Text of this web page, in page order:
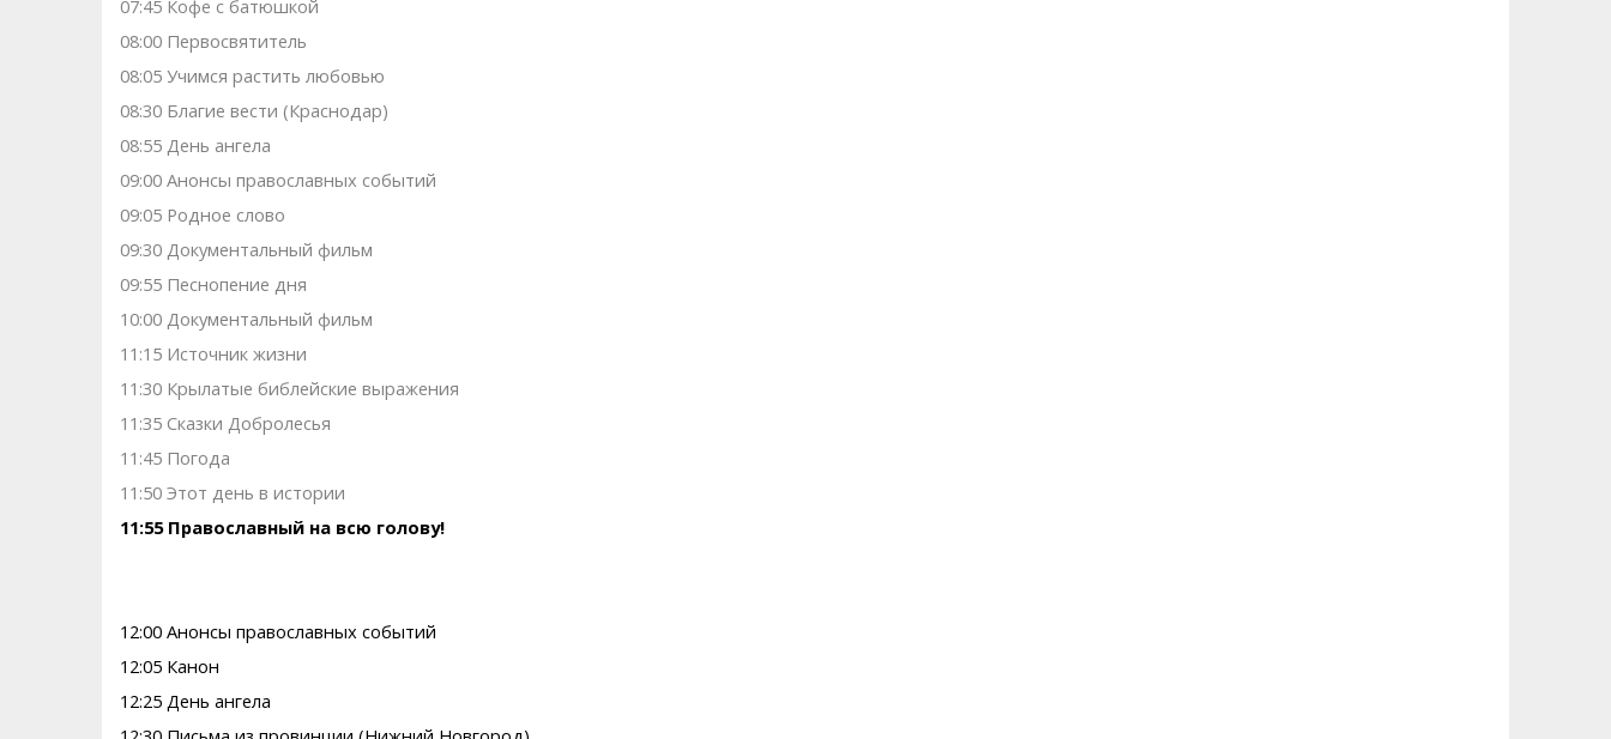
07:45 Кофе с батюшкой
08:00 Первосвятитель
08:05 Учимся растить любовью
08:30 Благие вести (Краснодар)
08:55 День ангела
09:00 Анонсы православных событий
09:05 Родное слово
09:30 Документальный фильм
09:55 Песнопение дня
10:00 Документальный фильм
11:15 Источник жизни
11:30 Крылатые библейские выражения
11:35 Сказки Добролесья
11:45 Погода
11:50 Этот день в истории
11:55 Православный на всю голову!
12:00 Анонсы православных событий
12:05 Канон
12:25 День ангела